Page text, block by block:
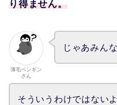
り得ません。
薄毛ペンギン
さん
じゃあみん
そういうわけではないよ